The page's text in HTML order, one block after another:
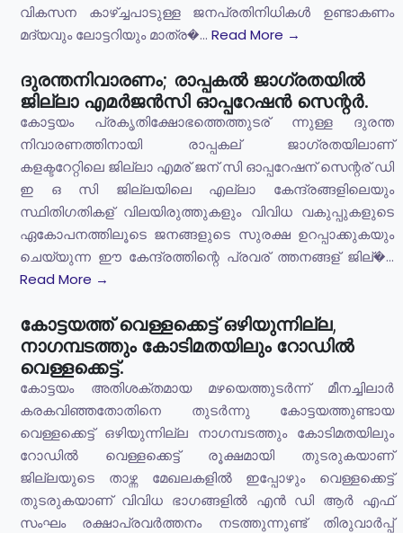
വികസന കാഴ്ച്ചപാടുള്ള ജനപ്രതിനിധികൾ ഉണ്ടാകണം
മദ്യവും ലോട്ടറിയും മാത്ര�... Read More →
ദുരന്തനിവാരണം; രാപ്പകല്‍ ജാഗ്രതയില്‍
ജില്ലാ എമര്‍ജന്‍സി ഓപ്പറേഷന്‍ സെന്റര്‍.
കോട്ടയം പ്രകൃതിക്ഷോഭത്തെത്തുടര് ന്നുള്ള ദുരന്ത
നിവാരണത്തിനായി രാപ്പകല് ജാഗ്രതയിലാണ്
കളക്ടറേറ്റിലെ ജില്ലാ എമര് ജന് സി ഓപ്പറേഷന് സെന്റര് ഡി
ഇ ഒ സി ജില്ലയിലെ എല്ലാ കേന്ദ്രങ്ങളിലെയും
സ്ഥിതിഗതികള് വിലയിരുത്തുകളും വിവിധ വകുപ്പുകളുടെ
ഏകോപനത്തിലൂടെ ജനങ്ങളുടെ സുരക്ഷ ഉറപ്പാക്കുകയും
ചെയ്യുന്ന ഈ കേന്ദ്രത്തിന്റെ പ്രവര് ത്തനങ്ങള് ജില്�...
Read More →
കോട്ടയത്ത് വെള്ളക്കെട്ട് ഒഴിയുന്നില്ല,
നാഗമ്പടത്തും കോടിമതയിലും റോഡിൽ
വെള്ളക്കെട്ട്.
കോട്ടയം അതിശക്തമായ മഴയെത്തുടർന്ന് മീനച്ചിലാർ
കരകവിഞ്ഞതോതിനെ തുടർന്നു കോട്ടയത്തുണ്ടായ
വെള്ളക്കെട്ട് ഒഴിയുന്നില്ല നാഗമ്പടത്തും കോടിമതയിലും
റോഡിൽ വെള്ളക്കെട്ട് രൂക്ഷമായി തുടരുകയാണ്
ജില്ലയുടെ താഴ്ന്ന മേഖലകളിൽ ഇപ്പോഴും വെള്ളക്കെട്ട്
തുടരുകയാണ് വിവിധ ഭാഗങ്ങളിൽ എൻ ഡി ആർ എഫ്
സംഘം രക്ഷാപ്രവർത്തനം നടത്തുന്നുണ്ട് തിരുവാർപ്പ്